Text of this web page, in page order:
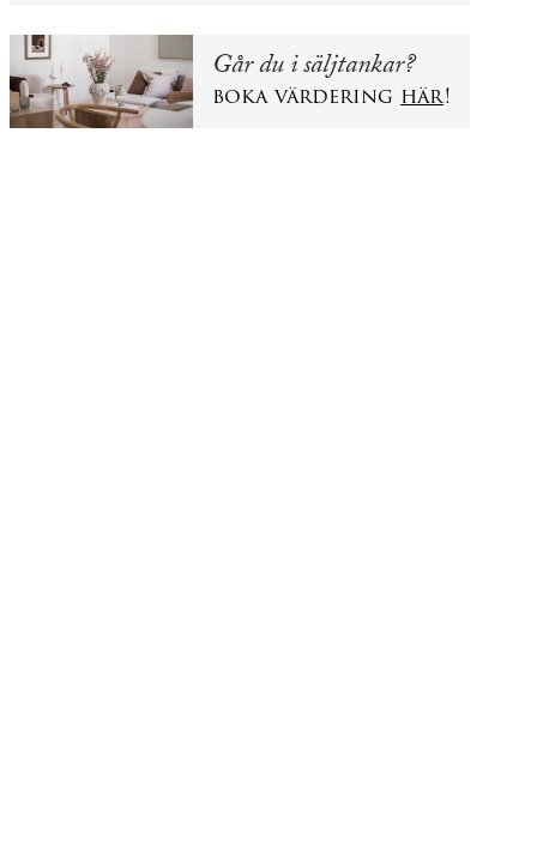
Går du i säljtankar?
boka värdering här!